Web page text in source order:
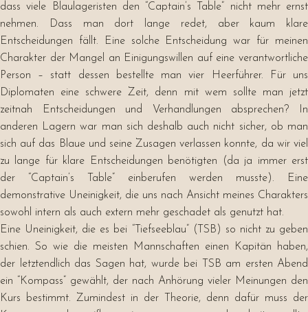
dass viele Blaulageristen den “Captain’s Table” nicht mehr ernst
nehmen. Dass man dort lange redet, aber kaum klare
Entscheidungen fällt. Eine solche Entscheidung war für meinen
Charakter der Mangel an Einigungswillen auf eine verantwortliche
Person – statt dessen bestellte man vier Heerführer. Für uns
Diplomaten eine schwere Zeit, denn mit wem sollte man jetzt
zeitnah Entscheidungen und Verhandlungen absprechen? In
anderen Lagern war man sich deshalb auch nicht sicher, ob man
sich auf das Blaue und seine Zusagen verlassen konnte, da wir viel
zu lange für klare Entscheidungen benötigten (da ja immer erst
der “Captain’s Table” einberufen werden musste). Eine
demonstrative Uneinigkeit, die uns nach Ansicht meines Charakters
sowohl intern als auch extern mehr geschadet als genutzt hat.
Eine Uneinigkeit, die es bei “Tiefseeblau” (TSB) so nicht zu geben
schien. So wie die meisten Mannschaften einen Kapitän haben,
der letztendlich das Sagen hat, wurde bei TSB am ersten Abend
ein “Kompass” gewählt, der nach Anhörung vieler Meinungen den
Kurs bestimmt. Zumindest in der Theorie, denn dafür muss der